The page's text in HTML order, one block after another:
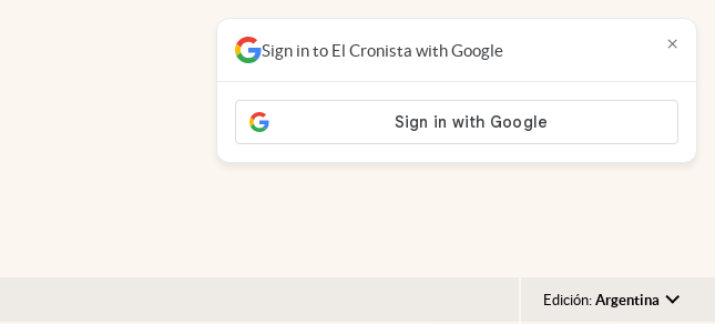
Edición: Argentina
Sign in to El Cronista with Google ×